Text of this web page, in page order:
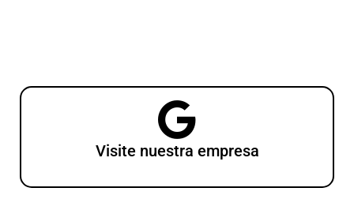
Visite nuestra empresa